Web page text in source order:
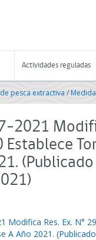
Actividades reguladas
pesca extractiva /
2021
Modifica Res. Ex. N°
A Año 2021.